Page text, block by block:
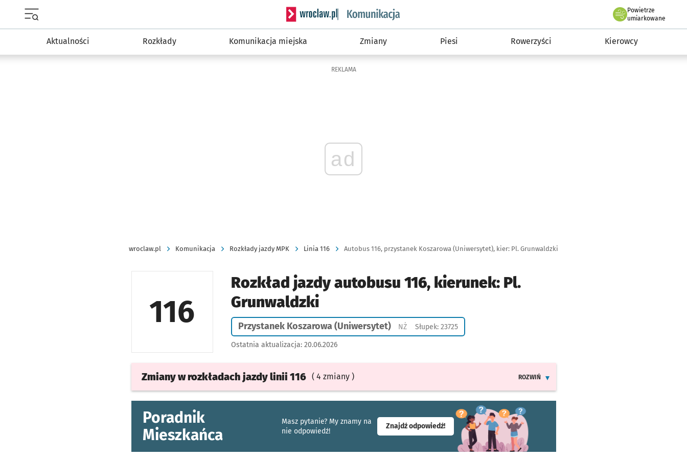
Serwis informacyjny wroclaw.pl podserwis: Komunikacja
Powietrze
we Wrocławiu
umiarkowane
Aktualności Rozkłady Komunikacja miejska Zmiany Piesi Rowerzyści Kierowcy
REKLAMA
ad
wroclaw.pl Komunikacja Rozkłady jazdy MPK Linia 116 Autobus 116, przystanek Koszarowa (Uniwersytet), kier: Pl. Grunwaldzki
116
Rozkład jazdy autobusu 116, kierunek: Pl.
Grunwaldzki
Przystanek Koszarowa (Uniwersytet) NŻPrzystanek na życzenie
Słupek: 23725
Ostatnia aktualizacja: 20.06.2026
Zmiany w rozkładach jazdylinii 116 ( 4 zmiany )
ROZWIŃ
Poradnik
Mieszkańca
Masz pytanie? My znamy na
nie odpowiedź!
Znajdź odpowiedź!- otworzy się w nowej karcie